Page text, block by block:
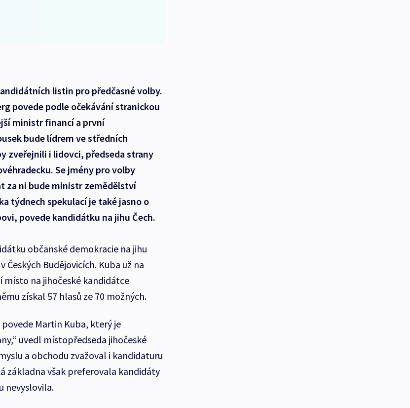
listin pro předčasné volby.
povede podle očekávání stranickou
ministr financí a první
bude lídrem ve středních
zveřejnili i lidovci, předseda strany
Se jmény pro volby
za ni bude ministr zemědělství
týdnech spekulací je také jasno o
povede kandidátku na jihu Čech.
občanské demokracie na jihu
Budějovicích. Kuba už na
na jihočeské kandidátce
získal 57 hlasů ze 70 možných.
Martin Kuba, který je
uvedl místopředseda jihočeské
a obchodu zvažoval i kandidaturu
základna však preferovala kandidáty
nevyslovila.